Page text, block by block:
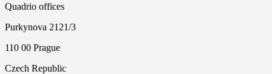
Quadrio offices
Purkynova 2121/3
110 00 Prague
Czech Republic